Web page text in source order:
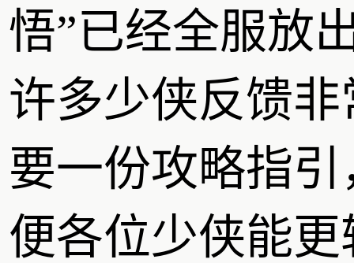
悟”已经全服放
许多少侠反馈非
要一份攻略指引
便各位少侠能更